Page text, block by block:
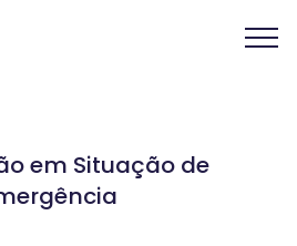
em Situação de